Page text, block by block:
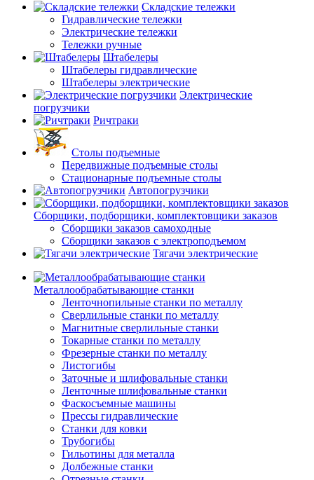
Складские тележки
Гидравлические тележки
Электрические тележки
Тележки ручные
Штабелеры
Штабелеры гидравлические
Штабелеры электрические
Электрические
погрузчики
Ричтраки
Столы подъемные
Передвижные подъемные столы
Стационарные подъемные столы
Автопогрузчики
Сборщики, подборщики, комплектовщики заказов
Сборщики заказов самоходные
Сборщики заказов с электроподъемом
Тягачи электрические
Металлообрабатывающие станки
Ленточнопильные станки по металлу
Сверлильные станки по металлу
Магнитные сверлильные станки
Токарные станки по металлу
Фрезерные станки по металлу
Листогибы
Заточные и шлифовальные станки
Ленточные шлифовальные станки
Фаскосъемные машины
Прессы гидравлические
Станки для ковки
Трубогибы
Гильотины для металла
Долбежные станки